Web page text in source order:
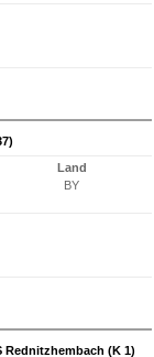
Land
BY
Rednitzhembach (K 1)